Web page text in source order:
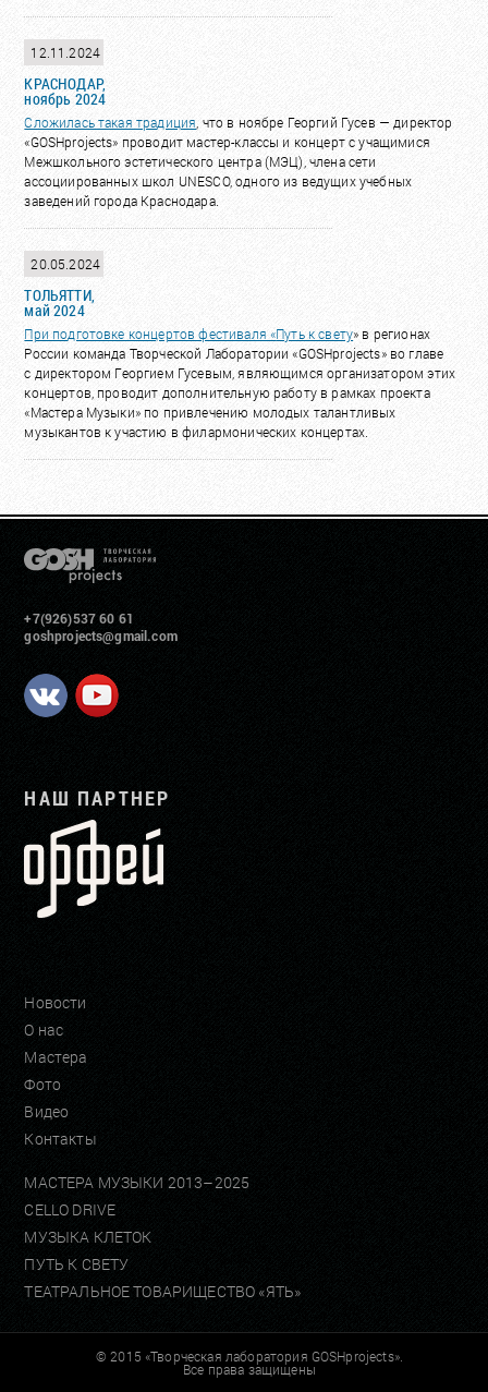
12.11.2024
КРАСНОДАР,
ноябрь 2024
Сложилась такая традиция , что в ноябре Георгий Гусев — директор
«GOSHprojects» проводит мастер-классы и концерт с учащимися
Межшкольного эстетического центра (МЭЦ), члена сети
ассоциированных школ UNESCO, одного из ведущих учебных
заведений города Краснодара.
20.05.2024
ТОЛЬЯТТИ,
май 2024
При подготовке концертов фестиваля «Путь к свету» в регионах
России команда Творческой Лаборатории «GOSHprojects» во главе
с директором Георгием Гусевым, являющимся организатором этих
концертов, проводит дополнительную работу в рамках проекта
«Мастера Музыки» по привлечению молодых талантливых
музыкантов к участию в филармонических концертах.
+7(926)537 60 61
goshprojects@gmail.com
НАШ ПАРТНЕР
Новости
О нас
Мастера
Фото
Видео
Контакты
МАСТЕРА МУЗЫКИ 2013–2025
CELLO DRIVE
МУЗЫКА КЛЕТОК
ПУТЬ К СВЕТУ
ТЕАТРАЛЬНОЕ ТОВАРИЩЕСТВО «ЯТЬ»
© 2015 «Творческая лаборатория GOSHprojects».
Все права защищены